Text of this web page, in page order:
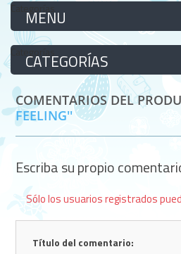
Categorías
Categorías
COMENTARIOS DEL
FEELING
Escriba su propio
Sólo los usuarios registrados
Título del comentario: